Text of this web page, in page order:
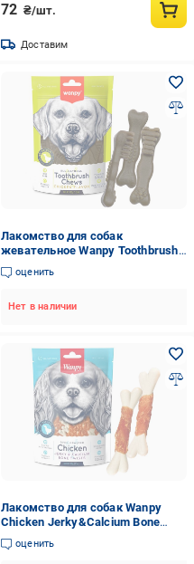
72 ₴/шт.
Доставим
Лакомство для собак
жевательное Wanpy Toothbrush
Chews Chicken зубная щетка
(DB-13)
оценить
Нет в наличии
Лакомство для собак Wanpy
Chicken Jerky&Calcium Bone
Twists кость с вяленой курицей
и кальцием (CE-08H)
оценить